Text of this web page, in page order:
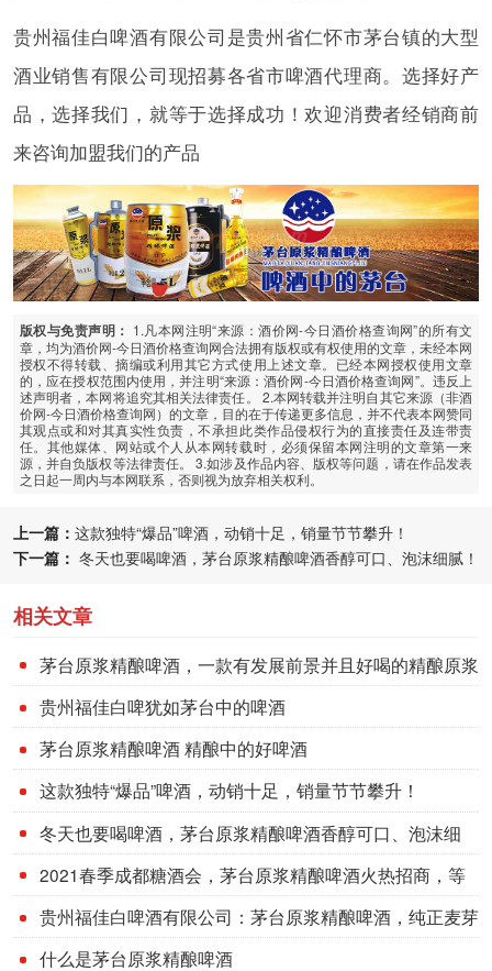
贵州福佳白啤酒有限公司是贵州省仁怀市茅台镇的大型
酒业销售有限公司现招募各省市啤酒代理商。选择好产
品，选择我们，就等于选择成功！欢迎消费者经销商前
来咨询加盟我们的产品
版权与免责声明： 1.凡本网注明“来源：酒价网-今日酒价格查询网”的所有文
章，均为酒价网-今日酒价格查询网合法拥有版权或有权使用的文章，未经本网
授权不得转载、摘编或利用其它方式使用上述文章。已经本网授权使用文章
的，应在授权范围内使用，并注明“来源：酒价网-今日酒价格查询网”。违反上
述声明者，本网将追究其相关法律责任。 2.本网转载并注明自其它来源（非酒
价网-今日酒价格查询网）的文章，目的在于传递更多信息，并不代表本网赞同
其观点或和对其真实性负责，不承担此类作品侵权行为的直接责任及连带责
任。其他媒体、网站或个人从本网转载时，必须保留本网注明的文章第一来
源，并自负版权等法律责任。 3.如涉及作品内容、版权等问题，请在作品发表
之日起一周内与本网联系，否则视为放弃相关权利。
上一篇： 这款独特“爆品”啤酒，动销十足，销量节节攀升！
下一篇： 冬天也要喝啤酒，茅台原浆精酿啤酒香醇可口、泡沫细腻！
相关文章
茅台原浆精酿啤酒，一款有发展前景并且好喝的精酿原浆
啤酒
贵州福佳白啤犹如茅台中的啤酒
茅台原浆精酿啤酒 精酿中的好啤酒
这款独特“爆品”啤酒，动销十足，销量节节攀升！
冬天也要喝啤酒，茅台原浆精酿啤酒香醇可口、泡沫细
腻！
2021春季成都糖酒会，茅台原浆精酿啤酒火热招商，等
你来品尝！
贵州福佳白啤酒有限公司：茅台原浆精酿啤酒，纯正麦芽
发酵的好啤酒！
什么是茅台原浆精酿啤酒